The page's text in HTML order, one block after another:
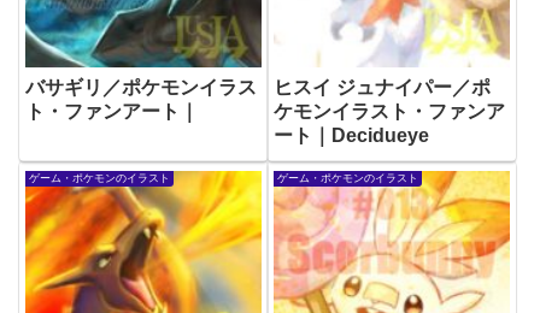
バサギリ／ポケモンイラス
ト・ファンアート｜
ヒスイ ジュナイパー／ポ
ケモンイラスト・ファンア
ート｜Decidueye
ゲーム・ポケモンのイラスト ゲーム・ポケモンのイラスト